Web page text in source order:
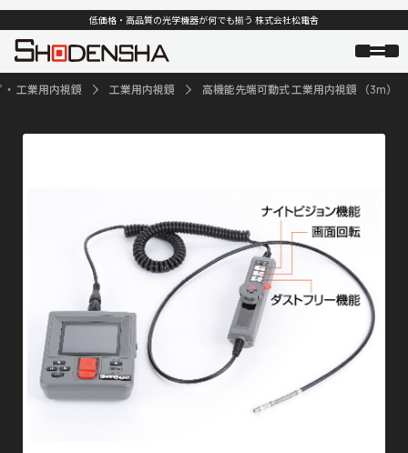
低価格・高品質の光学機器が何でも揃う 株式会社松電舎
・ 工業用内視鏡 工業用内視鏡 高機能先端可動式 工業用内視鏡 （3m）